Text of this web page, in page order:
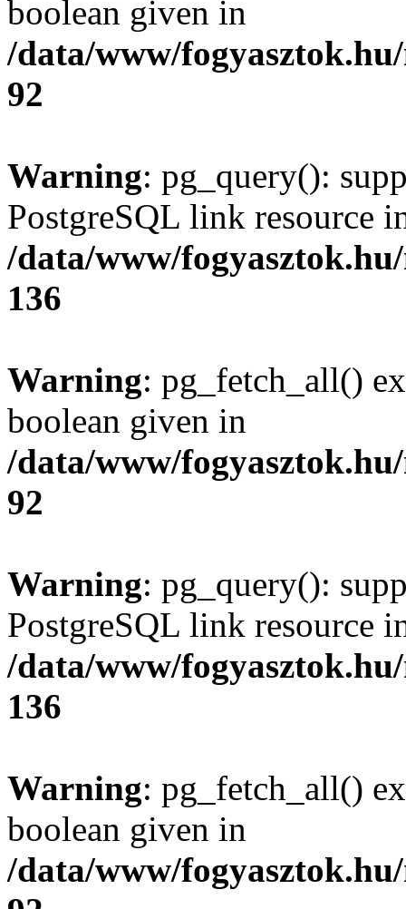
boolean given in
/data/www/
92
Warning: pg_query():
PostgreSQL link resource
/data/www/
136
Warning: pg_fetch_all()
boolean given in
/data/www/
92
Warning: pg_query():
PostgreSQL link resource
/data/www/
136
Warning: pg_fetch_all()
boolean given in
/data/www/